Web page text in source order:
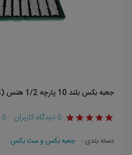
جعبه بکس بلند 10 پارچه 1/2 هنس (HANS) مدل 4610MB
0 دیدگاه کاربران 0
دسته بندی : جعبه بکس و ست بکس